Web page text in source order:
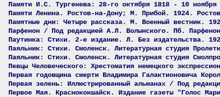
Памяти И.С. Тургенева: 28-го октября 1818 - 10 ноября
Памяти Ленина. Ростов-на-Дону; М. Прибой. 1924.
Памятные дни: Четыре рассказа. М. Военный вестник.
Парфенон / Под редакцией А.Л. Волынского. Пб.
Паутинка: Стихи. 2-е издание. Л. Без издательства.
Паяльник: Стихи. Смоленск. Литературная студия
Паяльник: Стихи. Смоленск. Литературная студия
Певцы Человеческого: Хрестоматия немецкого
Первая годовщина смерти Владимира Галактионовича
Первая зелень: Иллюстрированный альманах / Под
Первое Мая. Краснококшайск. Издание газеты "Голос